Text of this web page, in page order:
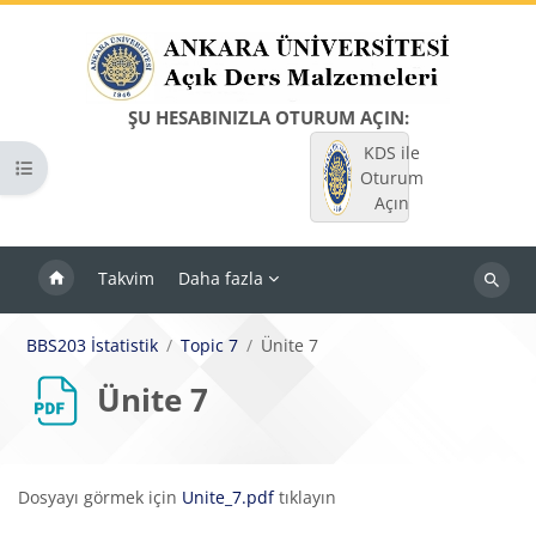
ŞU HESABINIZLA OTURUM AÇIN:
KDS ile
Oturum
Açın
Takvim Daha fazla
Dersleri
Kurs dizinini aç
BBS203 İstatistik Topic 7 Ünite 7
Ünite 7
Tamamlama Gereklilikleri
Dosyayı görmek için Unite_7.pdftıklayın